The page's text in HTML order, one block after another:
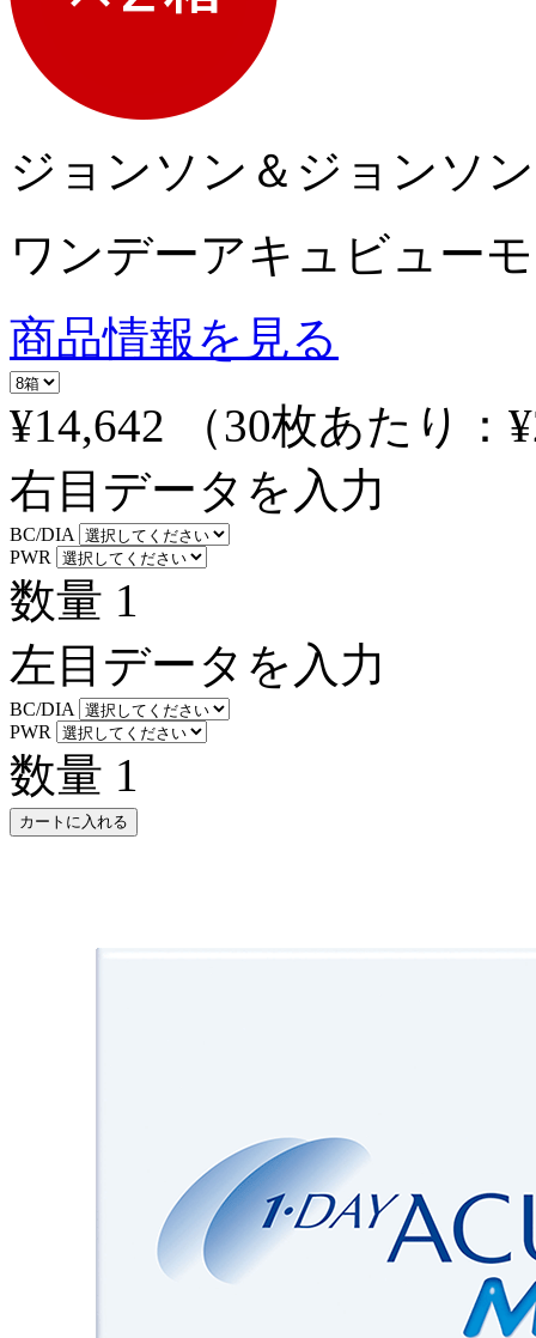
ジョンソン＆ジョンソン
ワンデーアキュビュー
商品情報を見る
¥14,642
（30枚あたり：
右目データを入力
BC/DIA
PWR
数量 1
左目データを入力
BC/DIA
PWR
数量 1
カートに入れる